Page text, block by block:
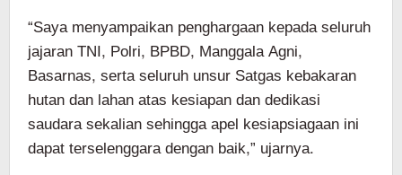
“Saya menyampaikan penghargaan kepada seluruh
jajaran TNI, Polri, BPBD, Manggala Agni,
Basarnas, serta seluruh unsur Satgas kebakaran
hutan dan lahan atas kesiapan dan dedikasi
saudara sekalian sehingga apel kesiapsiagaan ini
dapat terselenggara dengan baik,” ujarnya.